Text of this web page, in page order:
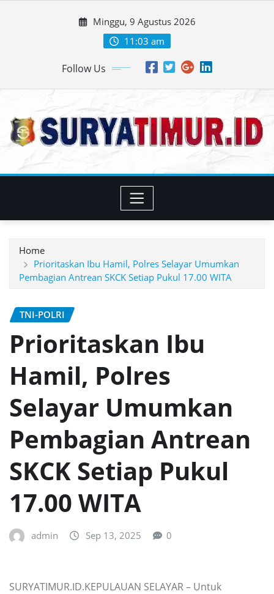
Minggu, 9 Agustus 2026
11:03 am
Follow Us
Home
Prioritaskan Ibu Hamil, Polres Selayar Umumkan
Pembagian Antrean SKCK Setiap Pukul 17.00 WITA
TNI-POLRI
Prioritaskan Ibu
Hamil, Polres
Selayar Umumkan
Pembagian Antrean
SKCK Setiap Pukul
17.00 WITA
admin Sep 13, 2025 0
SURYATIMUR.ID.KEPULAUAN SELAYAR – Untuk